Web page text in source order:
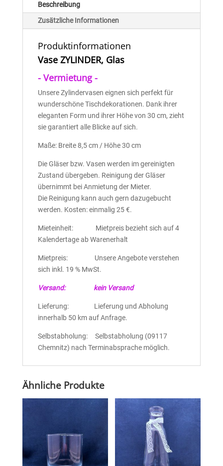
Menge
Beschreibung
Zusätzliche Informationen
Produktinformationen
Vase ZYLINDER, Glas
- Vermietung -
Unsere Zylindervasen eignen sich perfekt für
wunderschöne Tischdekorationen. Dank ihrer
eleganten Form und ihrer Höhe von 30 cm, zieht
sie garantiert alle Blicke auf sich.
Maße: Breite 8,5 cm / Höhe 30 cm
Die Gläser bzw. Vasen werden im gereinigten
Zustand übergeben. Reinigung der Gläser
übernimmt bei Anmietung der Mieter.
Die Reinigung kann auch gern dazugebucht
werden. Kosten: einmalig 25 €.
Mieteinheit: Mietpreis bezieht sich auf 4
Kalendertage ab Warenerhalt
Mietpreis: Unsere Angebote verstehen
sich inkl. 19 % MwSt.
Versand: kein Versand
Lieferung: Lieferung und Abholung
innerhalb 50 km auf Anfrage.
Selbstabholung: Selbstabholung (09117
Chemnitz) nach Terminabsprache möglich.
Ähnliche Produkte